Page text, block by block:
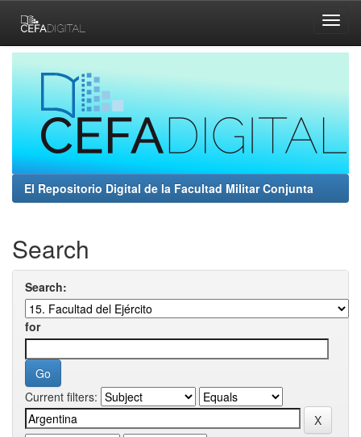
navigation
El Repositorio Digital de la Facultad Militar Conjunta
Search
Search:
for
Current filters: